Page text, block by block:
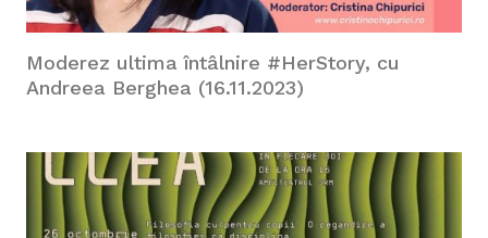
Moderez ultima întâlnire #HerStory, cu
Andreea Berghea (16.11.2023)